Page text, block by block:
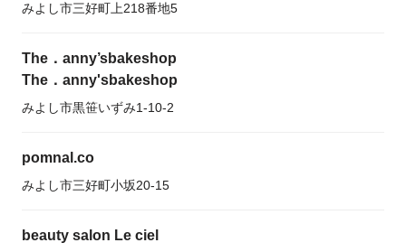
みよし市三好町上218番地5
The．anny’sbakeshop
The．anny'sbakeshop
みよし市黒笹いずみ1-10-2
pomnal.co
みよし市三好町小坂20-15
beauty salon Le ciel